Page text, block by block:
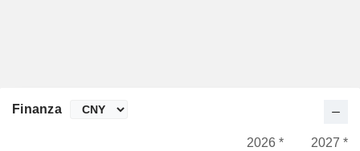
Finanza
2026 *
2027 *